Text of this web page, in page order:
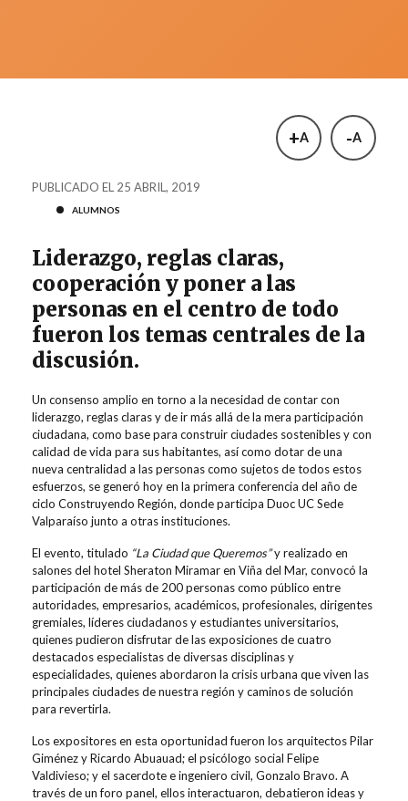
+A -A
PUBLICADO EL 25 ABRIL, 2019
ALUMNOS
Liderazgo, reglas claras,
cooperación y poner a las
personas en el centro de todo
fueron los temas centrales de la
discusión.
Un consenso amplio en torno a la necesidad de contar con
liderazgo, reglas claras y de ir más allá de la mera participación
ciudadana, como base para construir ciudades sostenibles y con
calidad de vida para sus habitantes, así como dotar de una
nueva centralidad a las personas como sujetos de todos estos
esfuerzos, se generó hoy en la primera conferencia del año de
ciclo Construyendo Región, donde participa Duoc UC Sede
Valparaíso junto a otras instituciones.
El evento, titulado “La Ciudad que Queremos”y realizado en
salones del hotel Sheraton Miramar en Viña del Mar, convocó la
participación de más de 200 personas como público entre
autoridades, empresarios, académicos, profesionales, dirigentes
gremiales, líderes ciudadanos y estudiantes universitarios,
quienes pudieron disfrutar de las exposiciones de cuatro
destacados especialistas de diversas disciplinas y
especialidades, quienes abordaron la crisis urbana que viven las
principales ciudades de nuestra región y caminos de solución
para revertirla.
Los expositores en esta oportunidad fueron los arquitectos Pilar
Giménez y Ricardo Abuauad; el psicólogo social Felipe
Valdivieso; y el sacerdote e ingeniero civil, Gonzalo Bravo. A
través de un foro panel, ellos interactuaron, debatieron ideas y